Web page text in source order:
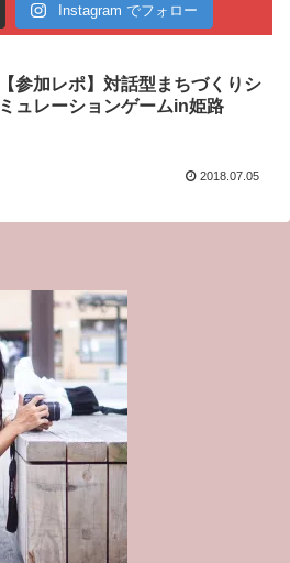
Instagram でフォロー
【参加レポ】対話型まちづくりシ
ミュレーションゲームin姫路
2018.07.05